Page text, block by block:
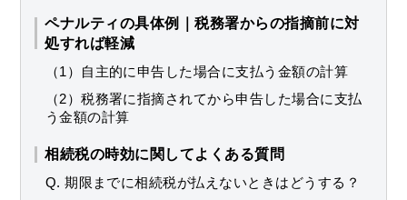
ペナルティの具体例｜税務署からの指摘前に対
処すれば軽減
（1）自主的に申告した場合に支払う金額の計算
（2）税務署に指摘されてから申告した場合に支払
う金額の計算
相続税の時効に関してよくある質問
Q. 期限までに相続税が払えないときはどうする？